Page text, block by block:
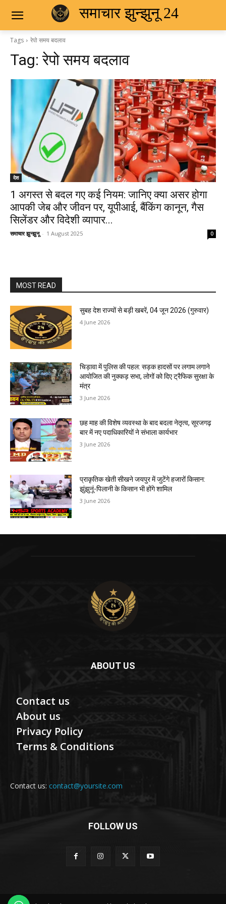
समाचार झुन्झुनू 24
Tags रेपो समय बदलाव
Tag:रेपो समय बदलाव
देश
1 अगस्त से बदल गए कई नियम: जानिए क्या असर होगा
आपकी जेब और जीवन पर, यूपीआई, बैंकिंग कानून, गैस
सिलेंडर और विदेशी व्यापार...
समाचार झुन्झुनू - 1 August 2025 0
MOST READ
सुबह देश राज्यों से बड़ी खबरें, 04 जून 2026 (गुरुवार)
4 June 2026
चिड़ावा में पुलिस की पहल: सड़क हादसों पर लगाम लगाने
आयोजित की नुक्कड़ सभा, लोगों को दिए ट्रैफिक सुरक्षा के
मंत्र
3 June 2026
छह माह की विशेष व्यवस्था के बाद बदला नेतृत्व, सूरजगढ़
बार में नए पदाधिकारियों ने संभाला कार्यभार
3 June 2026
प्राकृतिक खेती सीखने जयपुर में जुटेंगे हजारों किसान:
झुंझुनूं-पिलानी के किसान भी होंगे शामिल
3 June 2026
ABOUT US
Contact us
About us
Privacy Policy
Terms & Conditions
Contact us: contact@yoursite.com
FOLLOW US